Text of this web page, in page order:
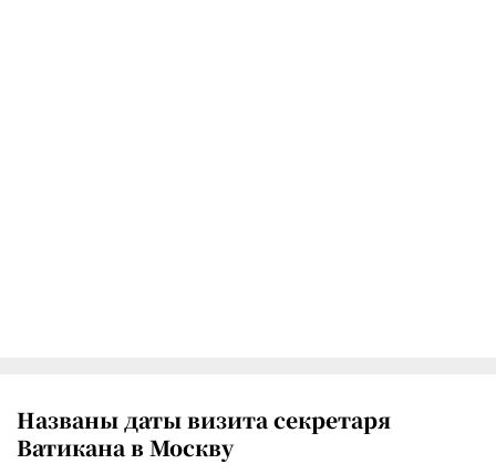
Названы даты визита секретаря
Ватикана в Москву